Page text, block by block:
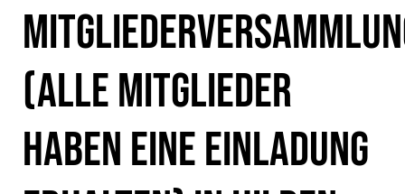
(ALLE MITGLIEDER
HABEN EINE EINLADUNG